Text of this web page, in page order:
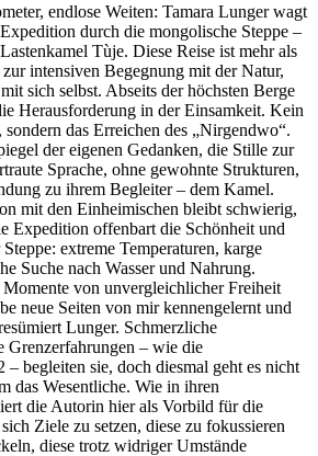
endlose Weiten: Tamara Lunger wagt
durch die mongolische Steppe –
Tùje. Diese Reise ist mehr als
intensiven Begegnung mit der Natur,
sich selbst. Abseits der höchsten Berge
Herausforderung in der Einsamkeit. Kein
das Erreichen des „Nirgendwo“.
der eigenen Gedanken, die Stille zur
Sprache, ohne gewohnte Strukturen,
zu ihrem Begleiter – dem Kamel.
mit den Einheimischen bleibt schwierig,
Expedition offenbart die Schönheit und
extreme Temperaturen, karge
Suche nach Wasser und Nahrung.
von unvergleichlicher Freiheit
neue Seiten von mir kennengelernt und
Lunger. Schmerzliche
Grenzerfahrungen – wie die
begleiten sie, doch diesmal geht es nicht
das Wesentliche. Wie in ihren
die Autorin hier als Vorbild für die
Ziele zu setzen, diese zu fokussieren
diese trotz widriger Umstände